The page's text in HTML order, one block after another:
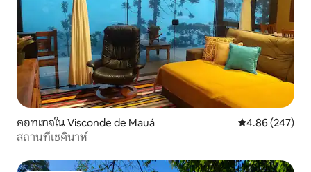
คอทเทจใน Visconde de Mauá คะแนนเฉลี่ย
4.86 (247)
สถานที่เชคินาห์